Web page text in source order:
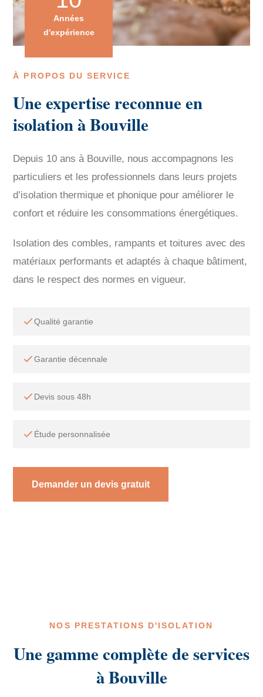
À PROPOS DU SERVICE
Une expertise reconnue en
isolation à Bouville
Depuis 10 ans à Bouville, nous accompagnons les
particuliers et les professionnels dans leurs projets
d’isolation thermique et phonique pour améliorer le
confort et réduire les consommations énergétiques.
Isolation des combles, rampants et toitures avec des
matériaux performants et adaptés à chaque bâtiment,
dans le respect des normes en vigueur.
Qualité garantie
Garantie décennale
Devis sous 48h
Étude personnalisée
Demander un devis gratuit
Années
d'expérience
NOS PRESTATIONS D'ISOLATION
Une gamme complète de services
à Bouville